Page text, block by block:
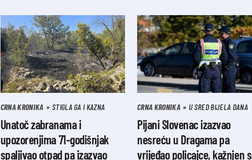
CRNA KRONIKA STIGLA GA I KAZNA
Unatoč zabranama i
upozorenjima 71-godišnjak
spaljivao otpad pa izazvao
CRNA KRONIKA U SRED BIJELA DANA
Pijani Slovenac izazvao
nesreću u Dragama pa
vrijeđao policajce, kažnjen s